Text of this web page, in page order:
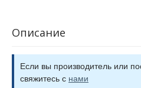
Описание
Если вы производитель или
свяжитесь с нами